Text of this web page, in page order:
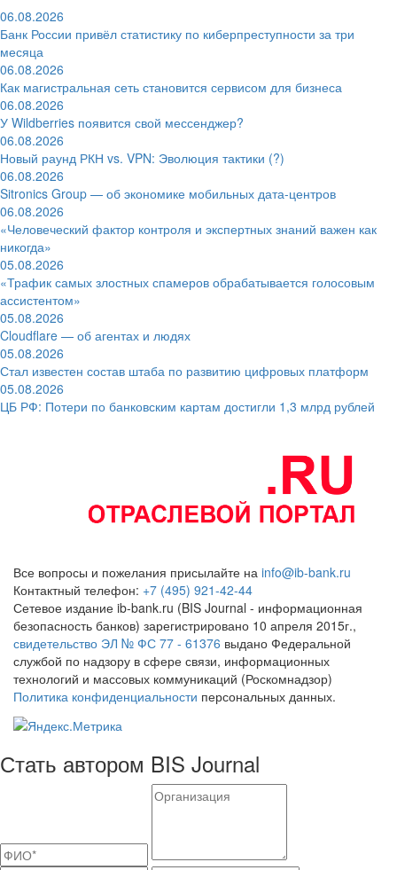
06.08.2026
Банк России привёл статистику по киберпреступности за три
месяца
06.08.2026
Как магистральная сеть становится сервисом для бизнеса
06.08.2026
У Wildberries появится свой мессенджер?
06.08.2026
Новый раунд РКН vs. VPN: Эволюция тактики (?)
06.08.2026
Sitronics Group — об экономике мобильных дата-центров
06.08.2026
«Человеческий фактор контроля и экспертных знаний важен как
никогда»
05.08.2026
«Трафик самых злостных спамеров обрабатывается голосовым
ассистентом»
05.08.2026
Cloudflare — об агентах и людях
05.08.2026
Стал известен состав штаба по развитию цифровых платформ
05.08.2026
ЦБ РФ: Потери по банковским картам достигли 1,3 млрд рублей
Все вопросы и пожелания присылайте на info@ib-bank.ru
Контактный телефон: +7 (495) 921-42-44
Сетевое издание ib-bank.ru (BIS Journal - информационная
безопасность банков) зарегистрировано 10 апреля 2015г.,
свидетельство ЭЛ № ФС 77 - 61376 выдано Федеральной
службой по надзору в сфере связи, информационных
технологий и массовых коммуникаций (Роскомнадзор)
Политика конфиденциальности персональных данных.
Стать автором BIS Journal